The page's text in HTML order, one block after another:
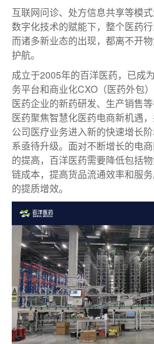
互联网问诊、处方信息共享等模
数字化技术的赋能下，整个医药行
而诸多新业态的出现，都离不开
护航。
成立于2005年的百洋医药，已成
务平台和商业化CXO（医药外包
医药企业的新药研发、生产销售
医药聚焦智慧化医药电商新机遇，
公司医疗业务进入新的快速增长
系亟待升级。面对不断增长的电
的提高，百洋医药需要降低包括
链成本，提高货品流通效率和服
的提质增效。